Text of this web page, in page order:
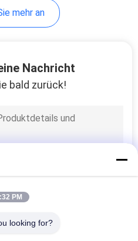
mehr an
Nachricht
bald zurück!
PM
looking for?